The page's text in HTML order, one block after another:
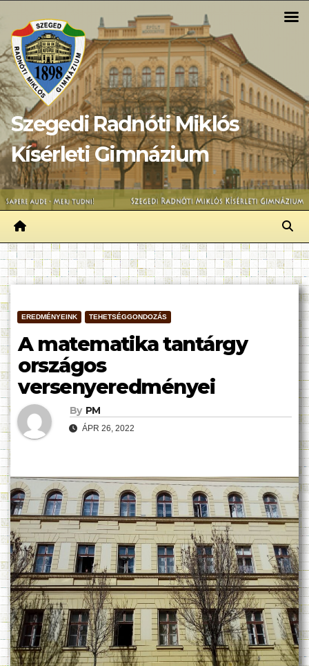
content
Szegedi Radnóti Miklós
Kísérleti Gimnázium
EREDMÉNYEINK TEHETSÉGGONDOZÁS
A matematika tantárgy
országos
versenyeredményei
By PM
ÁPR 26, 2022